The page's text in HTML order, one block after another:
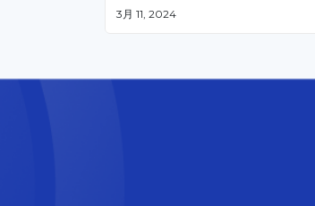
して劇的に変貌を遂げています
3月 11, 2024